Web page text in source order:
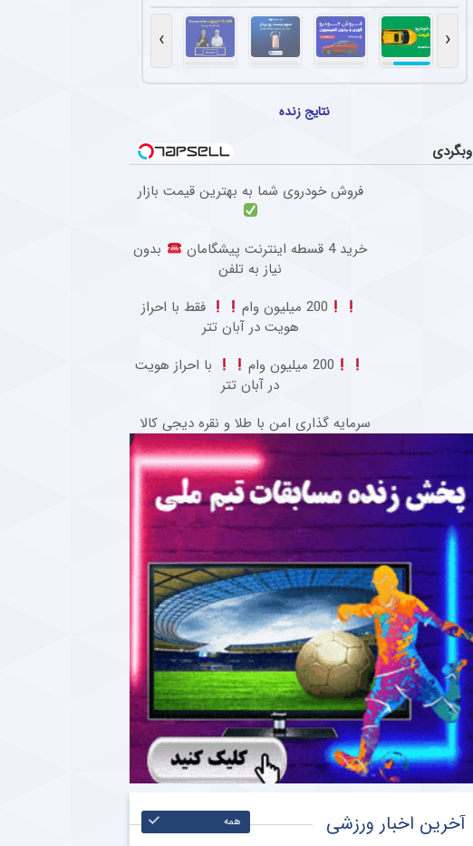
استقلال در دیدار دوستانه مقابل استقلال خوزستان بار دیگر با سه مدافع مرکزی به میدان رفت تا مشخص شود سهراب
اخبار اتفاق شوکه کننده برای ستاره پرسپولیسی در فوتبال اروپا
پرونده ادامه حضور رامین رضاییان در استقلال بسته شد و حالا او باید در فصل منتهی به جام ملت‌های آسیا
واکنش تند آقای پیشکسوت به درخواست جنجالی ستاره استقلال + جزئیات
‹
›
نتایج زنده
وبگردی
فروش خودروی شما به بهترین قیمت بازار
خرید 4 قسطه اینترنت پیشگامان
بدون
نیاز به تلفن
200 میلیون وام
فقط با احراز
هویت در آبان تتر
200 میلیون وام
با احراز هویت
در آبان تتر
سرمایه گذاری امن با طلا و نقره دیجی کالا
آخرین اخبار ورزشی همه